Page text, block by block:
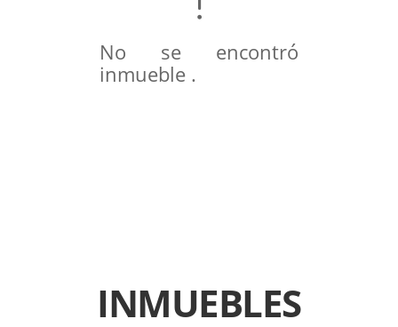
No se encontró
inmueble .
INMUEBLES